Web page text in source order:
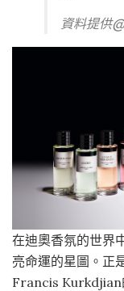
資料提供
在迪奧香氛的世界
亮命運的星圖。正
Francis Kurkdjian